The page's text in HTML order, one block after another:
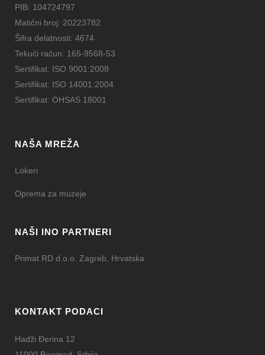
PIB: 104724797
Matični broj: 20223782
Šifra delatnosti: 4674
Tekući račun: 165-9568-53
Sertifikat: ISO 9001:2008
Sertifikat: ISO 14001:2004
Sertifikat: OHSAS 18001
NAŠA MREŽA
Lokeri
Oprema za muzeje
NAŠI INO PARTNERI
Primat RD d.o.o. Zagreb, Hrvatska
KONTAKT PODACI
Hadži Đerina 12